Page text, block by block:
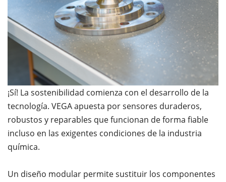
¡Sí! La sostenibilidad comienza con el desarrollo de la
tecnología. VEGA apuesta por sensores duraderos,
robustos y reparables que funcionan de forma fiable
incluso en las exigentes condiciones de la industria
química.
Un diseño modular permite sustituir los componentes